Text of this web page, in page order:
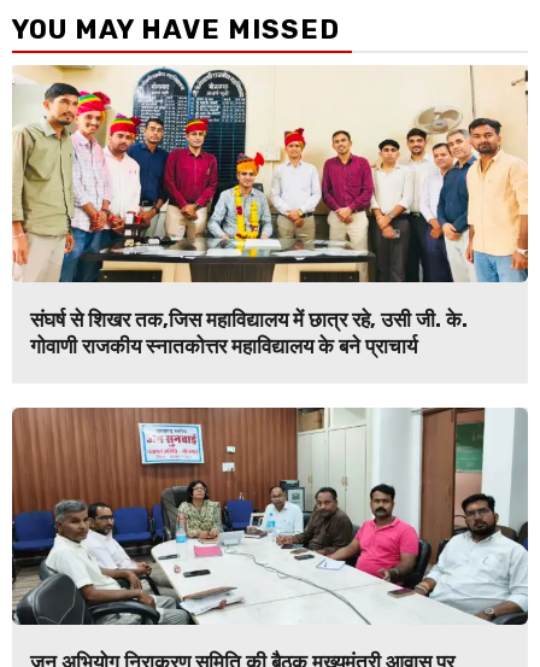
YOU MAY HAVE MISSED
संघर्ष से शिखर तक,जिस महाविद्यालय में छात्र रहे, उसी जी. के.
गोवाणी राजकीय स्नातकोत्तर महाविद्यालय के बने प्राचार्य
जन अभियोग निराकरण समिति की बैठक मुख्यमंत्री आवास पर